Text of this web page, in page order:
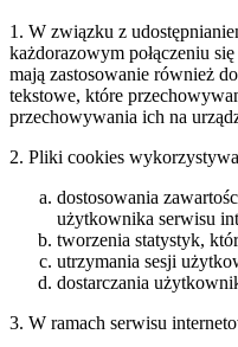
1. W związku z
każdorazowym połączeniu
mają zastosowanie również
tekstowe, które
przechowywania ich na
2. Pliki cookies
dostosowania
użytkownika serwisu
tworzenia statystyk,
utrzymania sesji
dostarczania
3. W ramach serwisu